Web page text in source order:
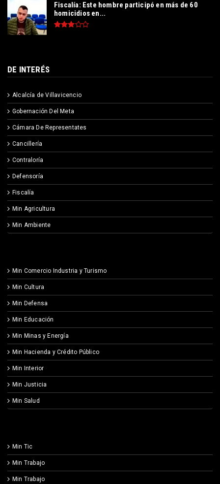
Fiscalía: Este hombre participó en más de 60
homicidios en...
DE INTERÉS
Alcalcía de Villavicencio
Gobernación Del Meta
Cámara De Representates
Cancillería
Contraloría
Defensoría
Fiscalía
Min Agricultura
Min Ambiente
Min Comercio Industria y Turismo
Min Cultura
Min Defensa
Min Educación
Min Minas y Energía
Min Hacienda y Crédito Público
Min Interior
Min Justicia
Min Salud
Min Tic
Min Trabajo
Min Trabajo